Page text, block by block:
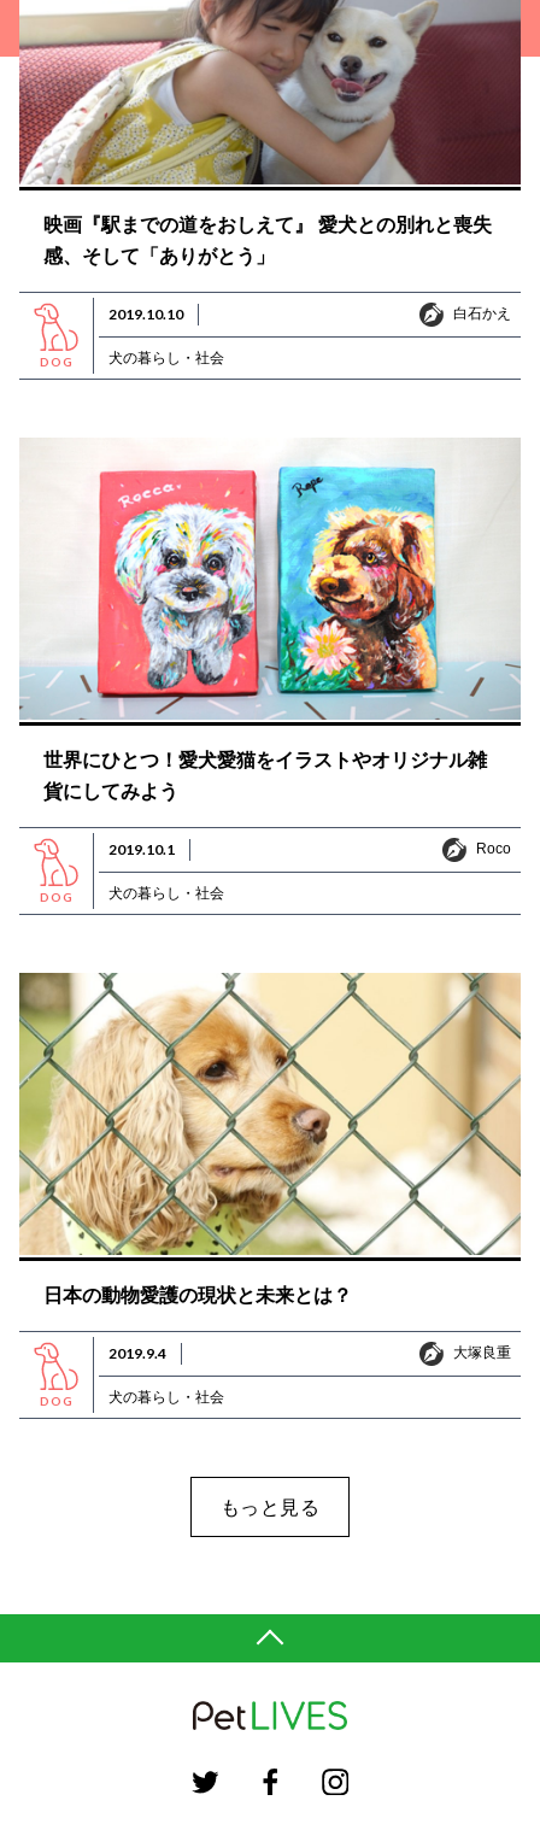
映画『駅までの道をおしえて』 愛犬との別れと喪失
感、そして「ありがとう」
DOG
2019.10.10 白石かえ
白石かえ
犬の暮らし・社会
世界にひとつ！愛犬愛猫をイラストやオリジナル雑
貨にしてみよう
DOG
2019.10.1 Roco
Roco
犬の暮らし・社会
日本の動物愛護の現状と未来とは？
DOG
2019.9.4 大塚良重
大塚良重
犬の暮らし・社会
もっと見る